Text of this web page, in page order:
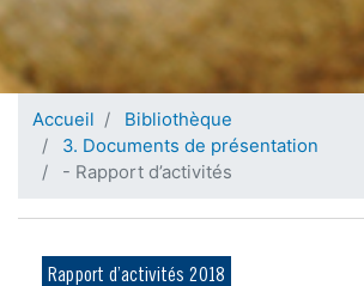
Accueil
Bibliothèque
3. Documents de présentation
- Rapport d’activités
Rapport d’activités 2018